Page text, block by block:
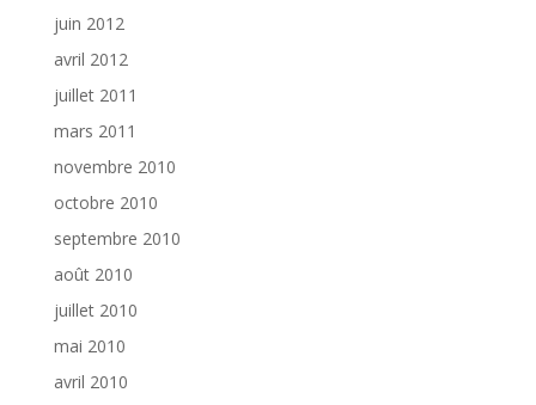
juin 2012
avril 2012
juillet 2011
mars 2011
novembre 2010
octobre 2010
septembre 2010
août 2010
juillet 2010
mai 2010
avril 2010